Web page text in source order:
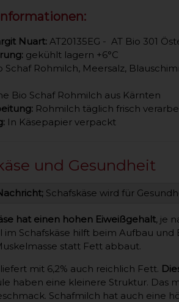
Nuart: AT20135EG - AT Bio 301
gekühlt lagern +6°C
Schaf Rohmilch, Meersalz,
Bio Schaf Rohmilch aus Kärnten
Rohmilch täglich frisch
In Käsepapier verpackt
und Gesundheit
Schafskäse wird für
hat einen hohen Eiweißgehalt, je
im Schafskäse hilft beim Aufbau
statt Fett abbaut.
mit 6,2% auch reichlich Fett.
haben eine kleinere Struktur. Das
Schafmilch hat auch eine